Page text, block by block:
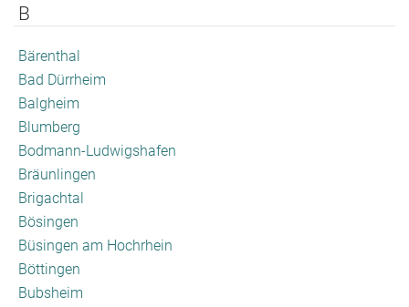
B
Bärenthal
Bad Dürrheim
Balgheim
Blumberg
Bodmann-Ludwigshafen
Bräunlingen
Brigachtal
Bösingen
Büsingen am Hochrhein
Böttingen
Bubsheim